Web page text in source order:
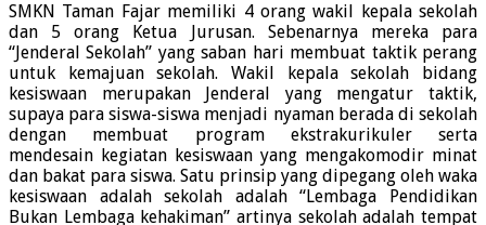
SMKN Taman Fajar memiliki 4 orang wakil kepala sekolah
dan 5 orang Ketua Jurusan. Sebenarnya mereka para
“Jenderal Sekolah” yang saban hari membuat taktik perang
untuk kemajuan sekolah. Wakil kepala sekolah bidang
kesiswaan merupakan Jenderal yang mengatur taktik,
supaya para siswa-siswa menjadi nyaman berada di sekolah
dengan membuat program ekstrakurikuler serta
mendesain kegiatan kesiswaan yang mengakomodir minat
dan bakat para siswa. Satu prinsip yang dipegang oleh waka
kesiswaan adalah sekolah adalah “Lembaga Pendidikan
Bukan Lembaga kehakiman” artinya sekolah adalah tempat